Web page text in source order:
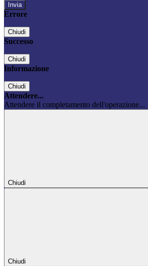
Errore
Chiudi
Successo
Chiudi
Informazione
Chiudi
Attendere...
Attendere il completamento dell'operazione...
Chiudi
Chiudi